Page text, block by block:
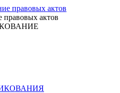
правовых актов